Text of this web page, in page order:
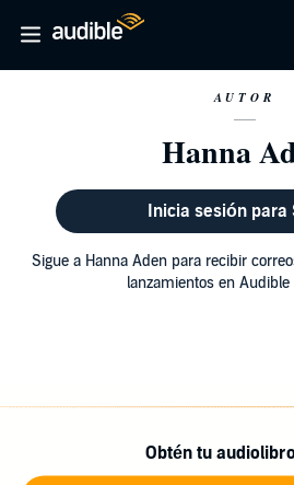
AUTOR
Hanna
Inicia sesión para
Sigue a Hanna Aden para recibir
lanzamientos en Audible
Obtén tu